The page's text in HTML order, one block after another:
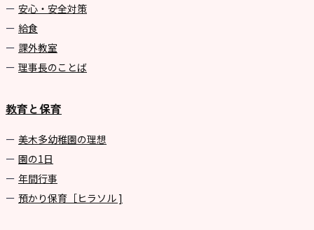
安心・安全対策
給食
課外教室
理事長のことば
教育と保育
美⽊多幼稚園の理想
園の1⽇
年間⾏事
預かり保育［ヒラソル ]